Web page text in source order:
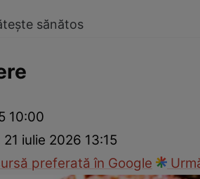
sănătos
10:00
21 iulie 2026 13:15
preferată în Google